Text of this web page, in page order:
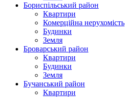
Бориспільський район
Квартири
Комерційна нерухомість
Будинки
Земля
Броварський район
Квартири
Будинки
Земля
Бучанський район
Квартири